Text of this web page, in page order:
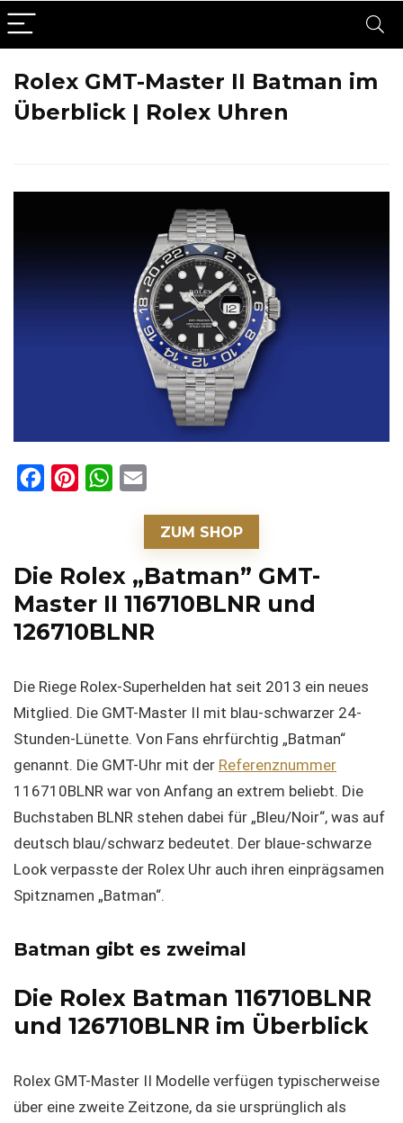
Rolex GMT-Master II Batman im
Überblick | Rolex Uhren
b
o
o
e
r
e
t
W
s
A
p
l
ZUM SHOP
Die Rolex „Batman” GMT-
Master II 116710BLNR und
126710BLNR
Die Riege Rolex-Superhelden hat seit 2013 ein neues
Mitglied. Die GMT-Master II mit blau-schwarzer 24-
Stunden-Lünette. Von Fans ehrfürchtig „Batman“
genannt. Die GMT-Uhr mit der Referenznummer
116710BLNR war von Anfang an extrem beliebt. Die
Buchstaben BLNR stehen dabei für „Bleu/Noir“, was auf
deutsch blau/schwarz bedeutet. Der blaue-schwarze
Look verpasste der Rolex Uhr auch ihren einprägsamen
Spitznamen „Batman“.
Batman gibt es zweimal
Die Rolex Batman 116710BLNR
und 126710BLNR im Überblick
Rolex GMT-Master II Modelle verfügen typischerweise
über eine zweite Zeitzone, da sie ursprünglich als